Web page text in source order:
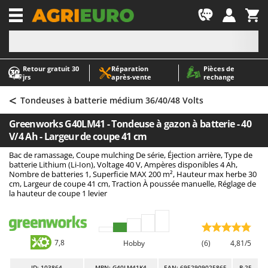
Retour gratuit 30
jrs
Réparation
après‑vente
Pièces de
rechange
-1
A
Abris de jardin
Accessoires pour tracteurs tondeuses autoportés
Aérateurs Scarificateurs pour gazon
Arracheuses de pommes de terre pour tracteur
Aspirateurs - Balais Électriques
Aspirateurs à cendres
Aspirateurs à feuilles sur roues
Aspirateurs Multifonctions
Atomiseurs agricoles pour tracteurs
A
AgriEuro Premium
AgriEuro TOP-LINE
AGT
Aima
Airmec
AL-KO
Alce
Alpina
< Tondeuses à batterie médium 36/40/48 Volts
Greenworks G40LM41 - Tondeuse à gazon à batterie - 40
V/4 Ah - Largeur de coupe 41 cm
Bac de ramassage, Coupe mulching De série, Éjection arrière, Type de
batterie Lithium (Li-Ion), Voltage 40 V, Ampères disponibles 4 Ah,
Nombre de batteries 1, Superficie MAX 200 m², Hauteur max herbe 30
cm, Largeur de coupe 41 cm, Traction À poussée manuelle, Réglage de
la hauteur de coupe 1 levier
7,8 Hobby (6) 4,81/5